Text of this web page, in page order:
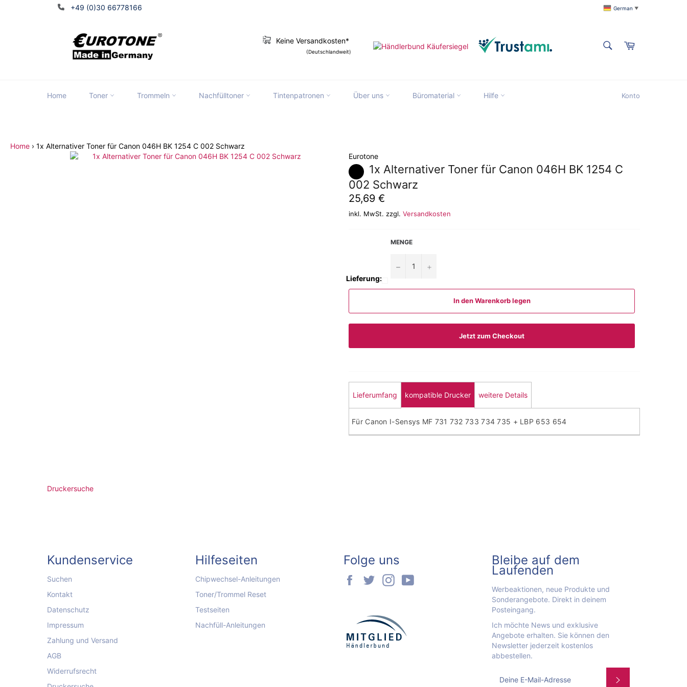
+49 (0)30 66778166 German ▼
Keine Versandkosten*
(Deutschlandweit)
Warenkorb
Home Toner Trommeln Nachfülltoner Tintenpatronen Über uns Büromaterial Hilfe Konto
Home › 1x Alternativer Toner für Canon 046H BK 1254 C 002 Schwarz
Eurotone
1x Alternativer Toner für Canon 046H BK 1254 C
002 Schwarz
Normaler
Preis
25,69 €
inkl. MwSt. zzgl. Versandkosten
Lieferung:
MENGE
− +
In den Warenkorb legen
Jetzt zum Checkout
Lieferumfang kompatible Drucker weitere Details
Für Canon I-Sensys MF 731 732 733 734 735 + LBP 653 654
Druckersuche
Kundenservice
Suchen
Kontakt
Datenschutz
Impressum
Zahlung und Versand
AGB
Widerrufsrecht
Hilfeseiten
Chipwechsel-Anleitungen
Toner/Trommel Reset
Testseiten
Nachfüll-Anleitungen
Folge uns
Facebook
TwitterInstagram
Bleibe auf dem
Laufenden
Werbeaktionen, neue Produkte und
Sonderangebote. Direkt in deinem
Posteingang.
Ich möchte News und exklusive
Angebote erhalten. Sie können den
Newsletter jederzeit kostenlos
abbestellen.